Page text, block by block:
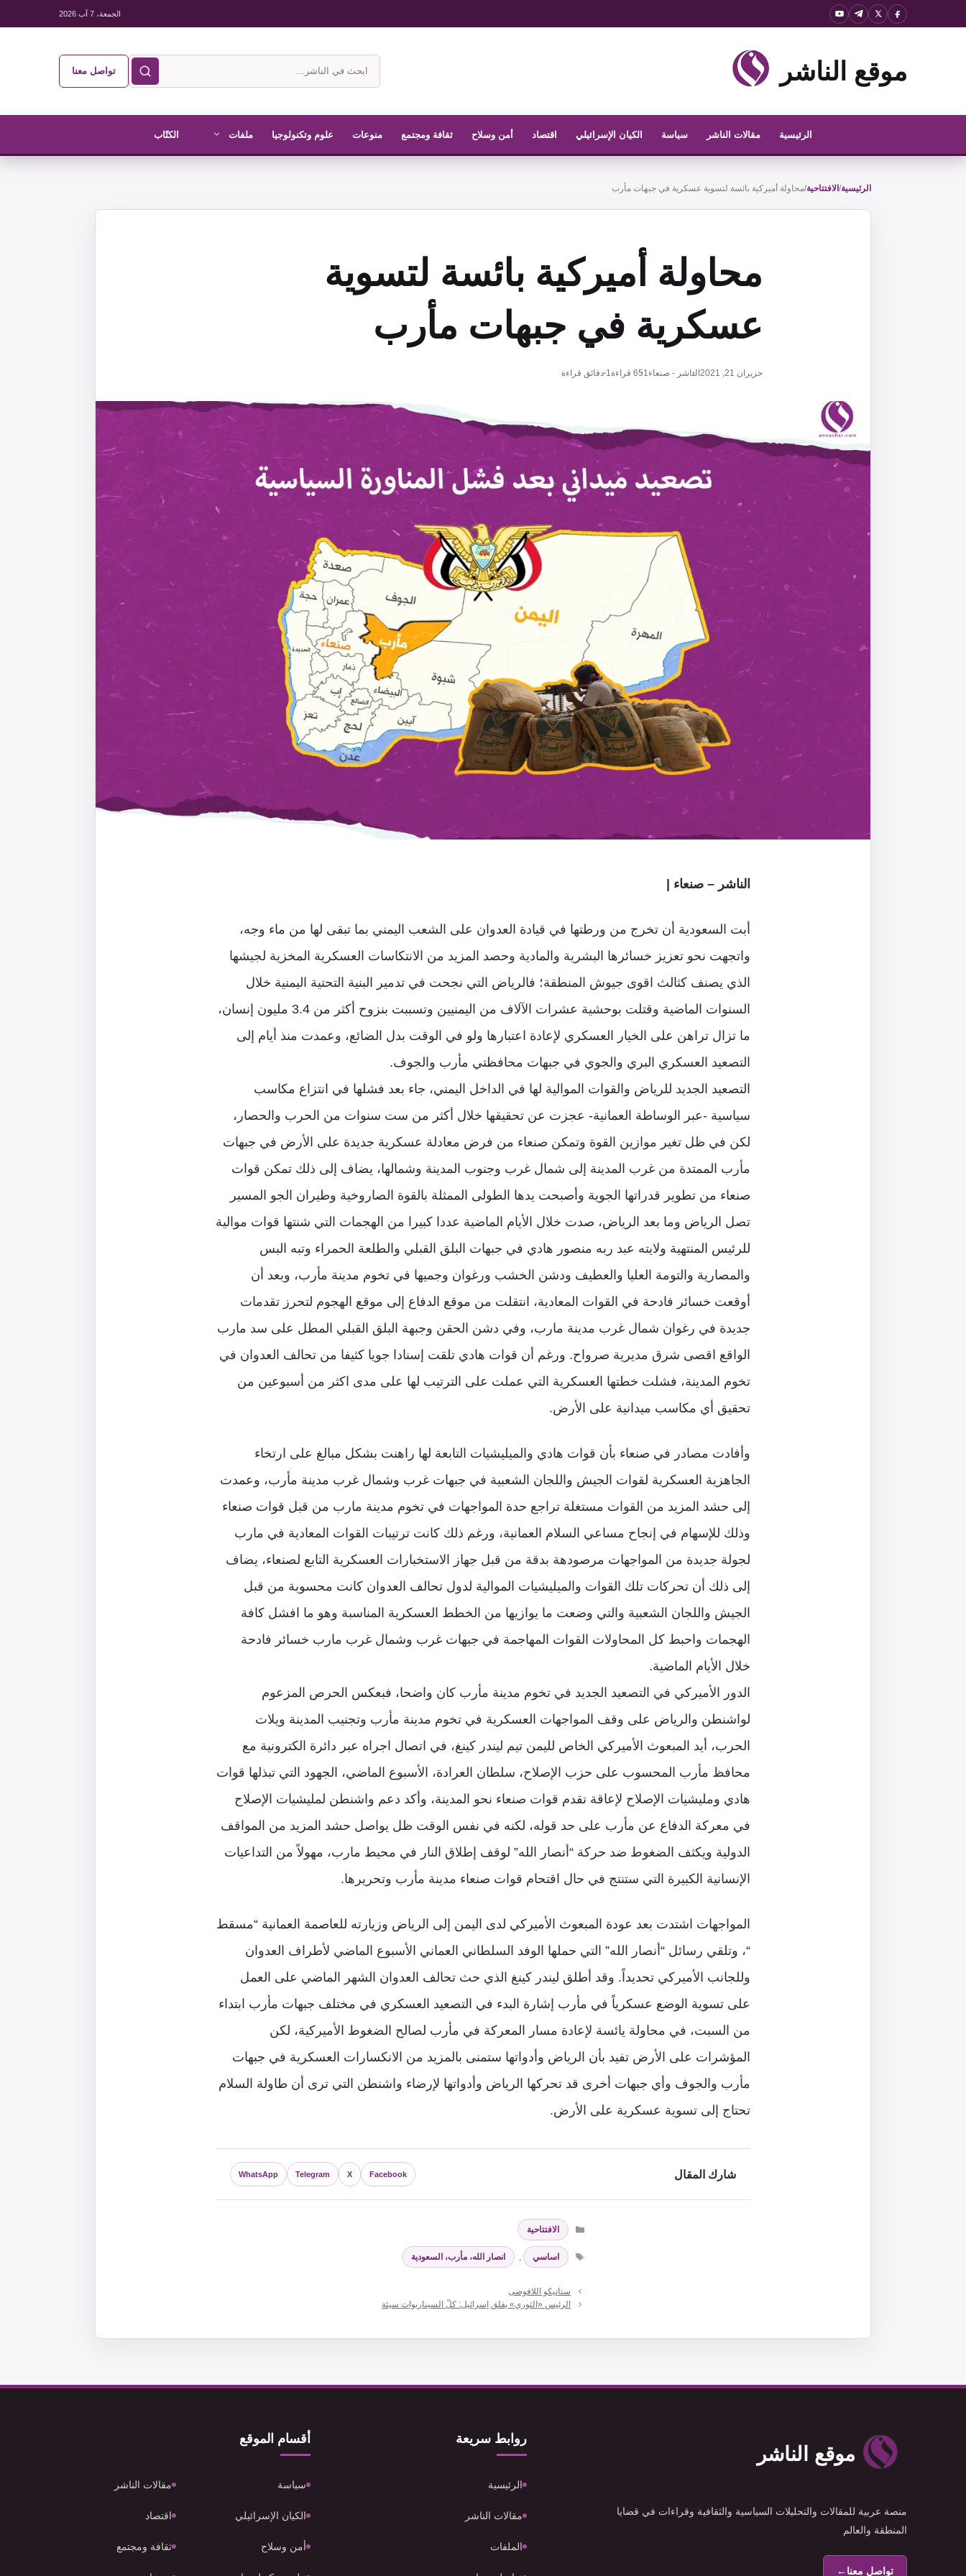
الجمعة، 7 آب 2026
موقع الناشر
ابحث
في
الناشر
تواصل معنا
الرئيسية مقالات الناشر سياسة الكيان الإسرائيلي اقتصاد أمن وسلاح ثقافة ومجتمع منوعات علوم وتكنولوجيا ملفات الكتّاب
الرئيسية/ الافتتاحية/محاولة أميركية بائسة لتسوية عسكرية في جبهات مأرب
محاولة أميركية بائسة لتسوية
عسكرية في جبهات مأرب
حزيران 21, 2021 الناشر - صنعاء651 قراءة1 دقائق قراءة
الناشر – صنعاء |
أبت السعودية أن تخرج من ورطتها في قيادة العدوان على الشعب اليمني بما تبقى لها من ماء وجه،
واتجهت نحو تعزيز خسائرها البشرية والمادية وحصد المزيد من الانتكاسات العسكرية المخزية لجيشها
الذي يصنف كثالث اقوى جيوش المنطقة؛ فالرياض التي نجحت في تدمير البنية التحتية اليمنية خلال
السنوات الماضية وقتلت بوحشية عشرات الآلاف من اليمنيين وتسببت بنزوح أكثر من 3.4 مليون إنسان،
ما تزال تراهن على الخيار العسكري لإعادة اعتبارها ولو في الوقت بدل الضائع، وعمدت منذ أيام إلى
التصعيد العسكري البري والجوي في جبهات محافظتي مأرب والجوف.
التصعيد الجديد للرياض والقوات الموالية لها في الداخل اليمني، جاء بعد فشلها في انتزاع مكاسب
سياسية -عبر الوساطة العمانية- عجزت عن تحقيقها خلال أكثر من ست سنوات من الحرب والحصار،
لكن في ظل تغير موازين القوة وتمكن صنعاء من فرض معادلة عسكرية جديدة على الأرض في جبهات
مأرب الممتدة من غرب المدينة إلى شمال غرب وجنوب المدينة وشمالها، يضاف إلى ذلك تمكن قوات
صنعاء من تطوير قدراتها الجوية وأصبحت يدها الطولى الممثلة بالقوة الصاروخية وطيران الجو المسير
تصل الرياض وما بعد الرياض، صدت خلال الأيام الماضية عددا كبيرا من الهجمات التي شنتها قوات موالية
للرئيس المنتهية ولايته عبد ربه منصور هادي في جبهات البلق القبلي والطلعة الحمراء وتبه البس
والمصارية والتومة العليا والعطيف ودشن الخشب ورغوان وجميها في تخوم مدينة مأرب، وبعد أن
أوقعت خسائر فادحة في القوات المعادية، انتقلت من موقع الدفاع إلى موقع الهجوم لتحرز تقدمات
جديدة في رغوان شمال غرب مدينة مارب، وفي دشن الحقن وجبهة البلق القبلي المطل على سد مارب
الواقع اقصى شرق مديرية صرواح. ورغم أن قوات هادي تلقت إسنادا جويا كثيفا من تحالف العدوان في
تخوم المدينة، فشلت خطتها العسكرية التي عملت على الترتيب لها على مدى اكثر من أسبوعين من
تحقيق أي مكاسب ميدانية على الأرض.
وأفادت مصادر في صنعاء بأن قوات هادي والميليشيات التابعة لها راهنت بشكل مبالغ على ارتخاء
الجاهزية العسكرية لقوات الجيش واللجان الشعبية في جبهات غرب وشمال غرب مدينة مأرب، وعمدت
إلى حشد المزيد من القوات مستغلة تراجع حدة المواجهات في تخوم مدينة مارب من قبل قوات صنعاء
وذلك للإسهام في إنجاح مساعي السلام العمانية، ورغم ذلك كانت ترتيبات القوات المعادية في مارب
لجولة جديدة من المواجهات مرصودهة بدقة من قبل جهاز الاستخبارات العسكرية التابع لصنعاء، يضاف
إلى ذلك أن تحركات تلك القوات والميليشيات الموالية لدول تحالف العدوان كانت محسوبة من قبل
الجيش واللجان الشعبية والتي وضعت ما يوازيها من الخطط العسكرية المناسبة وهو ما افشل كافة
الهجمات واحبط كل المحاولات القوات المهاجمة في جبهات غرب وشمال غرب مارب خسائر فادحة
خلال الأيام الماضية.
الدور الأميركي في التصعيد الجديد في تخوم مدينة مأرب كان واضحا، فبعكس الحرص المزعوم
لواشنطن والرياض على وقف المواجهات العسكرية في تخوم مدينة مأرب وتجنيب المدينة ويلات
الحرب، أيد المبعوث الأميركي الخاص لليمن تيم ليندر كينغ، في اتصال اجراه عبر دائرة الكترونية مع
محافظ مأرب المحسوب على حزب الإصلاح، سلطان العرادة، الأسبوع الماضي، الجهود التي تبذلها قوات
هادي ومليشيات الإصلاح لإعاقة تقدم قوات صنعاء نحو المدينة، وأكد دعم واشنطن لمليشيات الإصلاح
في معركة الدفاع عن مأرب على حد قوله، لكنه في نفس الوقت ظل يواصل حشد المزيد من المواقف
الدولية ويكثف الضغوط ضد حركة “أنصار الله” لوقف إطلاق النار في محيط مارب، مهولاً من التداعيات
الإنسانية الكبيرة التي ستنتج في حال اقتحام قوات صنعاء مدينة مأرب وتحريرها.
المواجهات اشتدت بعد عودة المبعوث الأميركي لدى اليمن إلى الرياض وزيارته للعاصمة العمانية “مسقط
“، وتلقي رسائل “أنصار الله” التي حملها الوفد السلطاني العماني الأسبوع الماضي لأطراف العدوان
وللجانب الأميركي تحديداً. وقد أطلق ليندر كينغ الذي حث تحالف العدوان الشهر الماضي على العمل
على تسوية الوضع عسكرياً في مأرب إشارة البدء في التصعيد العسكري في مختلف جبهات مأرب ابتداء
من السبت، في محاولة يائسة لإعادة مسار المعركة في مأرب لصالح الضغوط الأميركية، لكن
المؤشرات على الأرض تفيد بأن الرياض وأدواتها ستمنى بالمزيد من الانكسارات العسكرية في جبهات
مأرب والجوف وأي جبهات أخرى قد تحركها الرياض وأدواتها لإرضاء واشنطن التي ترى أن طاولة السلام
تحتاج إلى تسوية عسكرية على الأرض.
شارك المقال Facebook
X
Telegram
WhatsApp
التصنيفات
الافتتاحية
الوسوم
اساسي , انصار الله، مأرب، السعودية
ستاتيكو اللافوضى
الرئيس «الثوري» يقلق إسرائيل: كلّ السيناريوات سيئة
موقع الناشر
منصة عربية للمقالات والتحليلات السياسية والثقافية وقراءات في قضايا
المنطقة والعالم
تواصل معنا←
روابط سريعة
الرئيسية
مقالات الناشر
الملفات
أقسام الموقع
سياسة مقالات الناشر
الكيان الإسرائيلي اقتصاد
أمن وسلاح ثقافة ومجتمع